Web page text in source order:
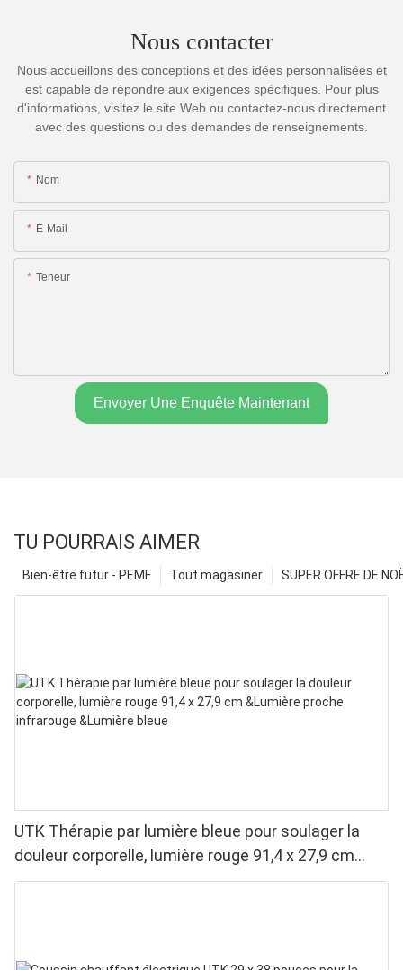
Nous contacter
Nous accueillons des conceptions et des idées personnalisées et
est capable de répondre aux exigences spécifiques. Pour plus
d'informations, visitez le site Web ou contactez-nous directement
avec des questions ou des demandes de renseignements.
Nom
E-Mail
Teneur
Envoyer Une Enquête Maintenant
TU POURRAIS AIMER
SUPER OFFRE DE
Tout magasiner
Bien-être futur - PEMF
UTK Thérapie par lumière bleue pour soulager la
douleur corporelle, lumière rouge 91,4 x 27,9 cm
&Lumière proche infrarouge &Lumière bleue